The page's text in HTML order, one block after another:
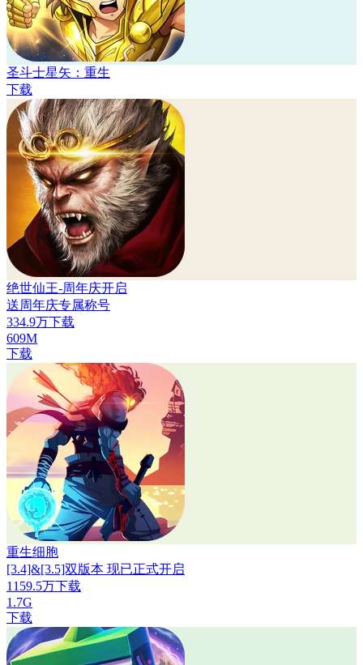
圣斗士星矢：重生
下载
绝世仙王-周年庆开启
送周年庆专属称号
334.9万下载
609M
下载
重生细胞
[3.4]&[3.5]双版本 现已正式开启
1159.5万下载
1.7G
下载